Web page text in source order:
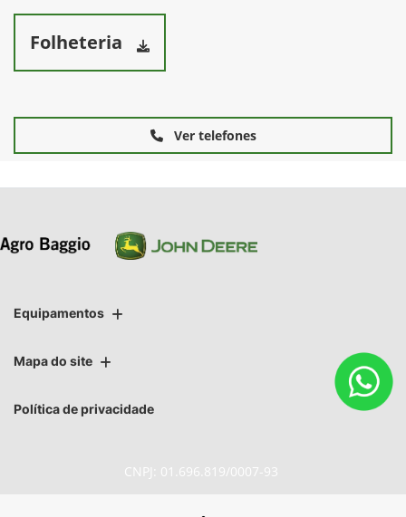
Folheteria
Ver telefones
Equipamentos
Mapa do site
Política de privacidade
CNPJ: 01.696.819/0007-93